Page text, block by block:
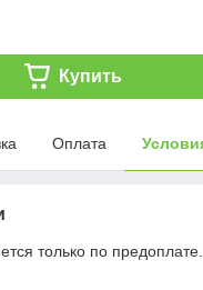
Купить
Оплата
только по предоплате.